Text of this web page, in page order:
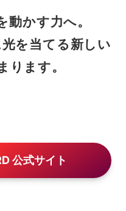
動かす力へ。
を当てる新しい
ります。
公式サイト